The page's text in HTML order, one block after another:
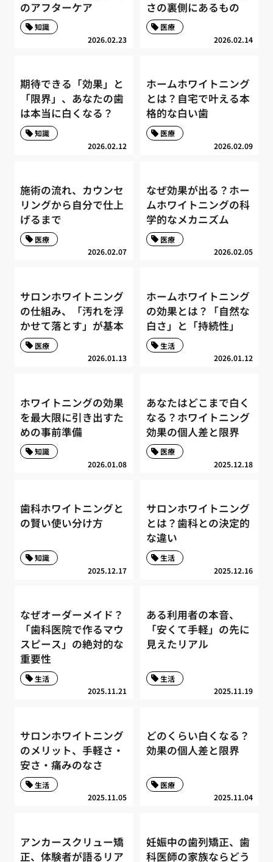
のアフターケア
2026.02.23
知識
さの裏側にあるもの
2026.02.14
医療
期待できる「効果」と
「限界」、あなたの歯
は本当に白くなる？
2026.02.12
知識
ホームホワイトニング
とは？自宅で叶える本
格的な白い歯
2026.02.09
医療
施術の流れ、カウンセ
リングから自分で仕上
げるまで
2026.02.07
医療
なぜ効果が出る？ホー
ムホワイトニングの科
学的なメカニズム
2026.02.05
医療
サロンホワイトニング
の仕組み、「汚れを浮
かせて落とす」が基本
2026.01.13
医療
ホームホワイトニング
の効果とは？「自然な
白さ」と「持続性」
2026.01.12
生活
ホワイトニングの効果
を最大限に引き出すた
めの事前準備
2026.01.08
知識
あなたはどこまで白く
なる？ホワイトニング
効果の個人差と限界
2025.12.18
医療
歯科ホワイトニングと
の賢い使い分け方
2025.12.17
知識
サロンホワイトニング
とは？歯科との決定的
な違い
2025.12.16
生活
なぜオーダーメイド？
「歯科医院で作るマウ
スピース」の絶対的な
重要性
2025.11.21
生活
ある利用者の本音、
「安くて手軽」の先に
見えたリアル
2025.11.19
生活
サロンホワイトニング
のメリット、手軽さ・
安さ・痛みのなさ
2025.11.05
生活
どのくらい白くなる？
効果の個人差と限界
2025.11.04
医療
アンカースクリュー矯
正、体験者が語るリア
妊娠中の歯列矯正、歯
科医師の家族ならどう